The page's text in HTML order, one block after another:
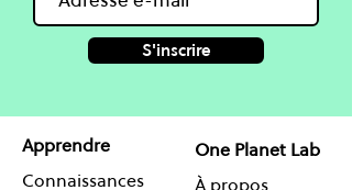
S'inscrire
Apprendre
Connaissances
One Planet Lab
À propos